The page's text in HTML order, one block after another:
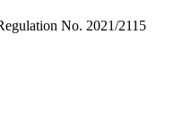
No. 2021/2115